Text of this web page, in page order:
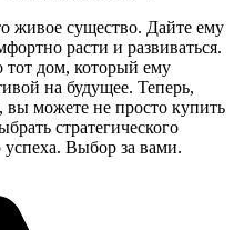
живое существо. Дайте ему
расти и развиваться.
тот дом, который ему
на будущее. Теперь,
можете не просто купить
стратегического
Выбор за вами.